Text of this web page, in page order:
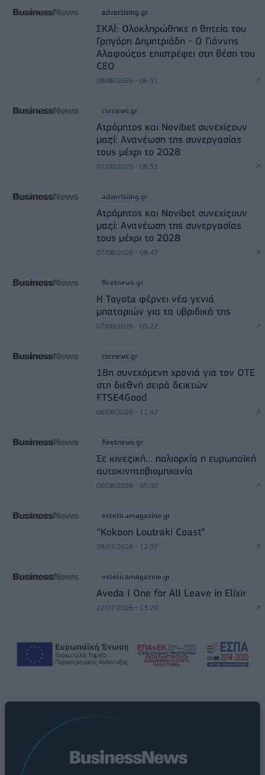
advertising.gr
ΣΚΑΪ: Ολοκληρώθηκε η θητεία του
Γρηγόρη Δημητριάδη - Ο Γιάννης
Αλαφούζος επιστρέφει στη θέση του
CEO
08/08/2026 - 06:51
csrnews.gr
Ατρόμητος και Novibet συνεχίζουν
μαζί: Ανανέωση της συνεργασίας
τους μέχρι το 2028
07/08/2026 - 08:52
advertising.gr
Ατρόμητος και Novibet συνεχίζουν
μαζί: Ανανέωση της συνεργασίας
τους μέχρι το 2028
07/08/2026 - 08:47
fleetnews.gr
Η Toyota φέρνει νέα γενιά
μπαταριών για τα υβριδικά της
07/08/2026 - 05:22
csrnews.gr
18η συνεχόμενη χρονιά για τον ΟΤΕ
στη διεθνή σειρά δεικτών
FTSE4Good
06/08/2026 - 11:42
fleetnews.gr
Σε κινεζική… πολιορκία η ευρωπαϊκή
αυτοκινητοβιομηχανία
06/08/2026 - 05:00
esteticamagazine.gr
“Kokoon Loutraki Coast”
28/07/2026 - 12:07
esteticamagazine.gr
Aveda I One for All Leave in Elixir
22/07/2026 - 13:20